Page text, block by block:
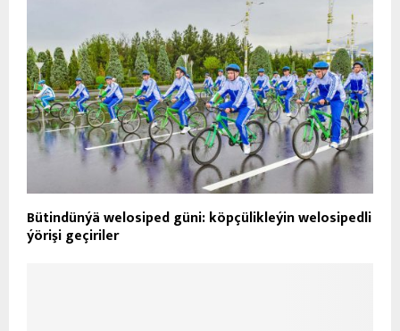
Bütindünýä welosiped güni: köpçülikleýin welosipedli
ýörişi geçiriler